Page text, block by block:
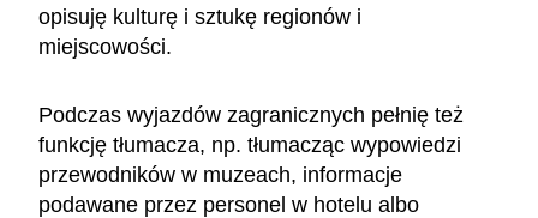
opisuję kulturę i sztukę regionów i
miejscowości.
Podczas wyjazdów zagranicznych pełnię też
funkcję tłumacza, np. tłumacząc wypowiedzi
przewodników w muzeach, informacje
podawane przez personel w hotelu albo